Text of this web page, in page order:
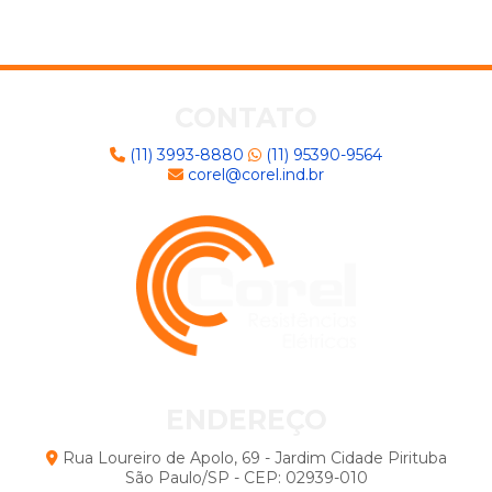
Desempenho em Projetos de Engenharia
Saber para Otimizar Seu Projeto
Resistências para Fornos: Dicas Essenciais para
Escolha e Otimização do Equipamento
Vantagens e Usos Essenciais do Aquecedor Elétrico
Industrial na Indústria
(11) 3993-8880
(11) 95390-9564
corel@corel.ind.br
Rua Loureiro de Apolo, 69 - Jardim Cidade Pirituba
São Paulo/SP - CEP: 02939-010